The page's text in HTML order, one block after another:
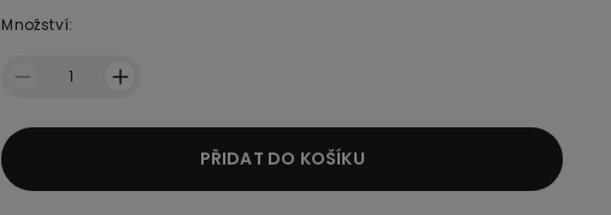
Množství:
1
PŘIDAT DO KOŠÍKU